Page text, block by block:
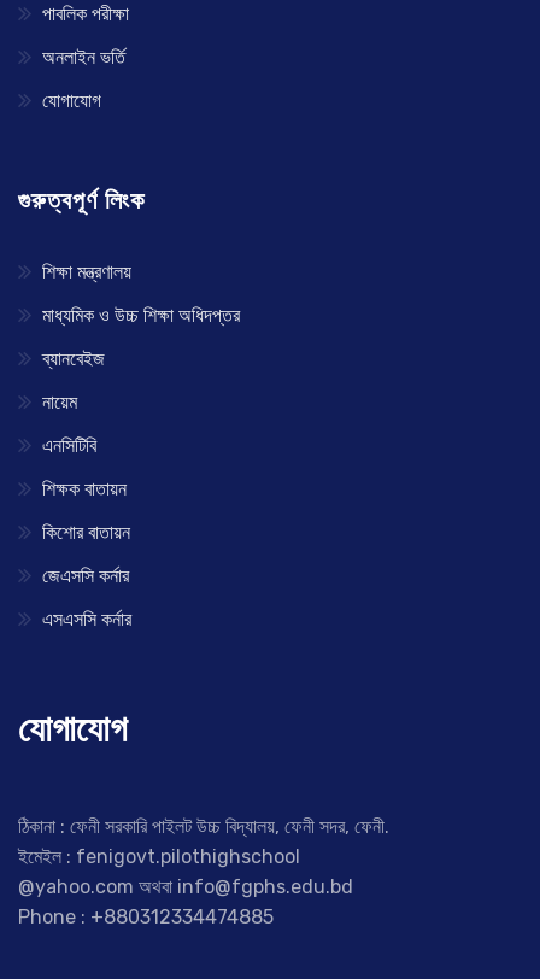
পাবলিক পরীক্ষা
অনলাইন ভর্তি
যোগাযোগ
গুরুত্বপূর্ণ লিংক
শিক্ষা মন্ত্রণালয়
মাধ্যমিক ও উচ্চ শিক্ষা অধিদপ্তর
ব্যানবেইজ
নায়েম
এনসিটিবি
শিক্ষক বাতায়ন
কিশোর বাতায়ন
জেএসসি কর্নার
এসএসসি কর্নার
যোগাযোগ
ঠিকানা : ফেনী সরকারি পাইলট উচ্চ বিদ্যালয়, ফেনী সদর, ফেনী.
ইমেইল : fenigovt.pilothighschool
@yahoo.com অথবা info@fgphs.edu.bd
Phone : +880312334474885